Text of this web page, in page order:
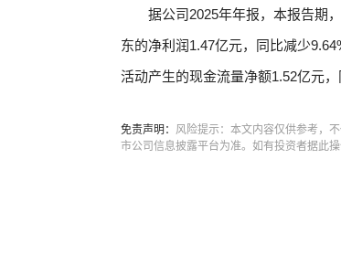
据公司2025年年报，本报告期
东的净利润1.47亿元，同比减少
活动产生的现金流量净额1.52亿元，
免责声明： 风险提示：本文内容仅供参考，
市公司信息披露平台为准。如有投资者据此